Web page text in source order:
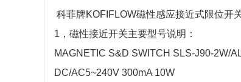
科菲牌KOFIFLOW磁性感应接近式限位开
1，磁性接近开关主要型号说明：
MAGNETIC S&D SWITCH SLS-J90-2W/
DC/AC5~240V 300mA 10W